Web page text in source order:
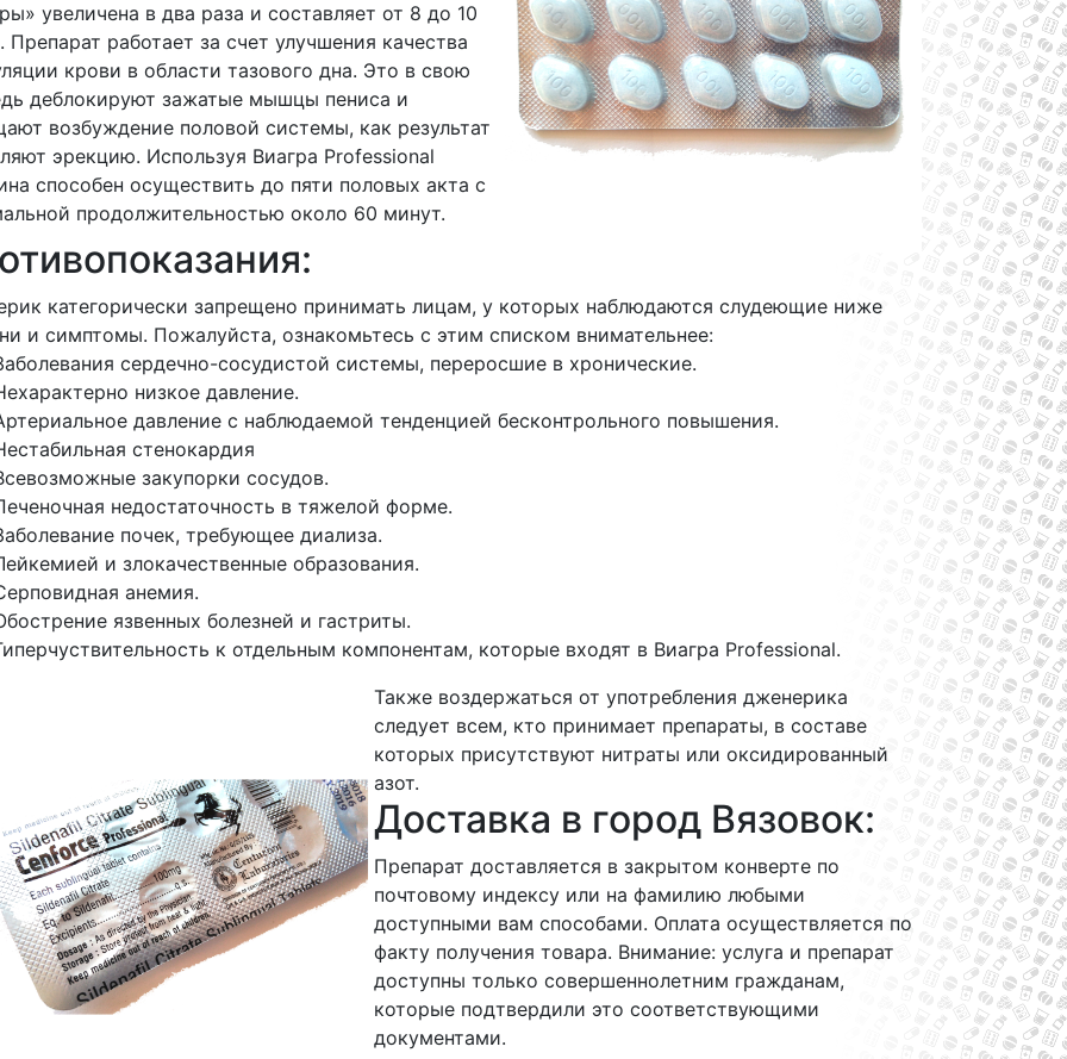
увеличена в два раза и составляет от 8 до 10
Препарат работает за счет улучшения качества
крови в области тазового дна. Это в свою
деблокируют зажатые мышцы пениса и
возбуждение половой системы, как результат
эрекцию. Используя Виагра Professional
способен осуществить до пяти половых акта с
продолжительностью около 60 минут.
категорически запрещено принимать лицам, у которых наблюдаются слудеющие ниже
и симптомы. Пожалуйста, ознакомьтесь с этим списком внимательнее:
сердечно-сосудистой системы, переросшие в хронические.
низкое давление.
давление с наблюдаемой тенденцией бесконтрольного повышения.
стенокардия
закупорки сосудов.
недостаточность в тяжелой форме.
почек, требующее диализа.
и злокачественные образования.
анемия.
язвенных болезней и гастриты.
к отдельным компонентам, которые входят в Виагра Professional.
Также воздержаться от употребления дженерика
следует всем, кто принимает препараты, в составе
которых присутствуют нитраты или оксидированный
азот.
Доставка в город Вязовок:
Препарат доставляется в закрытом конверте по
почтовому индексу или на фамилию любыми
доступными вам способами. Оплата осуществляется по
факту получения товара. Внимание: услуга и препарат
доступны только совершеннолетним гражданам,
которые подтвердили это соответствующими
документами.